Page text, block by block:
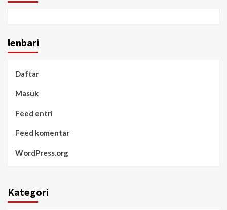
lenbari
Daftar
Masuk
Feed entri
Feed komentar
WordPress.org
Kategori